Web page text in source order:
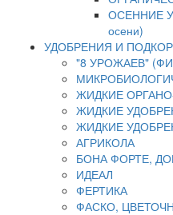
ОСЕННИЕ
осени)
УДОБРЕНИЯ И
"8 УРОЖАЕВ"
ЖИДКИЕ
ЖИДКИЕ
ЖИДКИЕ
АГРИКОЛА
БОНА ФОРТЕ,
ИДЕАЛ
ФЕРТИКА
ФАСКО,